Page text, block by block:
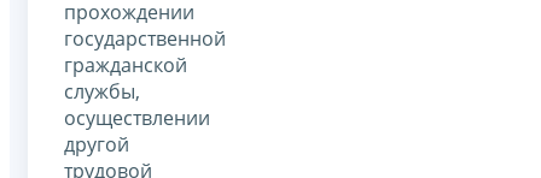
прохождении
государственной
гражданской
службы,
осуществлении
другой
трудовой